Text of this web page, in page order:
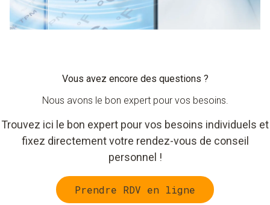
Vous avez encore des questions ?
Nous avons le bon expert pour vos besoins.
Trouvez ici le bon expert pour vos besoins individuels et
fixez directement votre rendez-vous de conseil
personnel !
Prendre RDV en ligne